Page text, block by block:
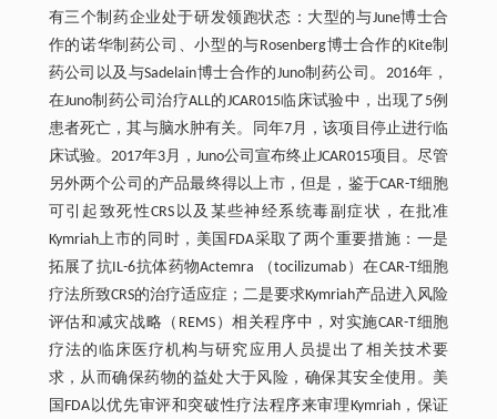
有三个制药企业处于研发领跑状态：大型的与June博士合
作的诺华制药公司、小型的与Rosenberg博士合作的Kite制
药公司以及与Sadelain博士合作的Juno制药公司。2016年，
在Juno制药公司治疗ALL的JCAR015临床试验中，出现了5例
患者死亡，其与脑水肿有关。同年7月，该项目停止进行临
床试验。2017年3月，Juno公司宣布终止JCAR015项目。尽管
另外两个公司的产品最终得以上市，但是，鉴于CAR-T细胞
可引起致死性CRS以及某些神经系统毒副症状，在批准
Kymriah上市的同时，美国FDA采取了两个重要措施：一是
拓展了抗IL-6抗体药物Actemra （tocilizumab）在CAR-T细胞
疗法所致CRS的治疗适应症；二是要求Kymriah产品进入风险
评估和减灾战略（REMS）相关程序中，对实施CAR-T细胞
疗法的临床医疗机构与研究应用人员提出了相关技术要
求，从而确保药物的益处大于风险，确保其安全使用。美
国FDA以优先审评和突破性疗法程序来审理Kymriah，保证